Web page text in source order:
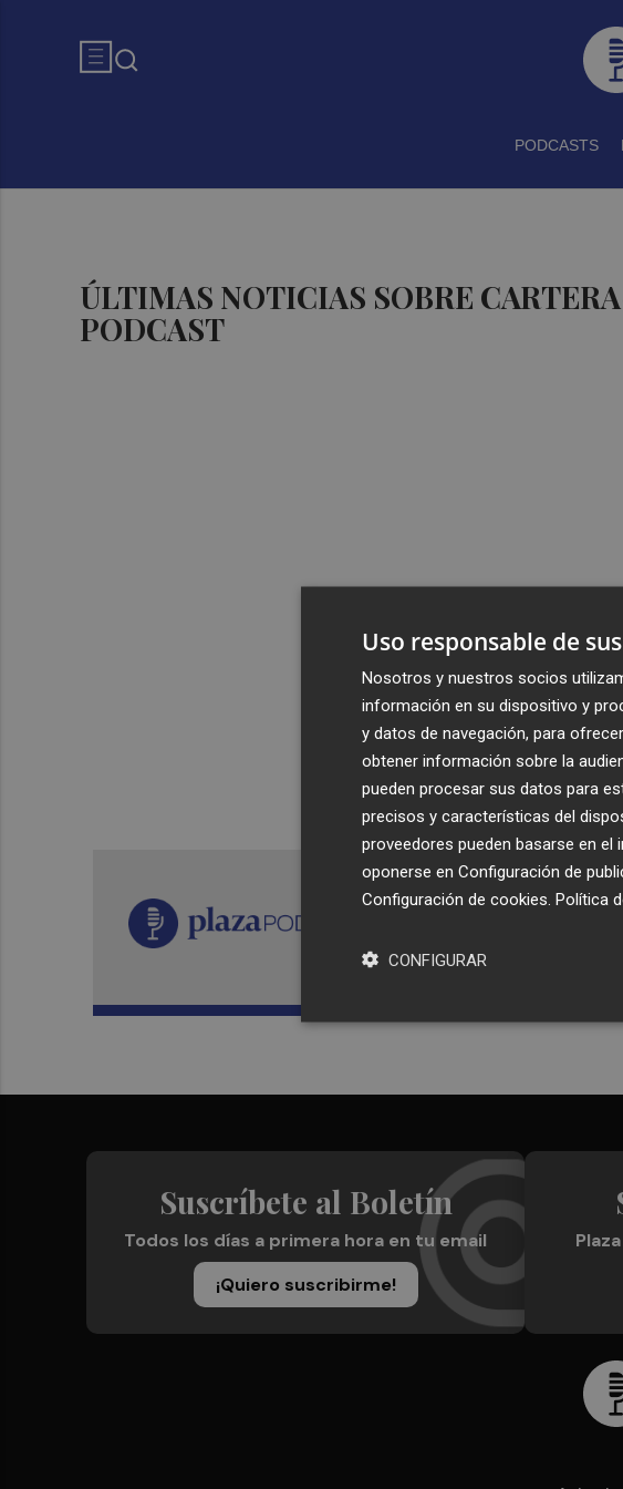
PODCASTS
ÚLTIMAS NOTICIAS SOBRE
PODCAST
Suscríbete al Boletín
Todos los días a primera hora en tu email
¡Quiero suscribirme!
Uso responsable de
Nosotros y nuestros socios
información en su dispositivo y
y datos de navegación, para
obtener información sobre la
pueden procesar sus datos para
precisos y características del
proveedores pueden basarse en
oponerse en Configuración de
Configuración de cookies Política
CONFIGURAR